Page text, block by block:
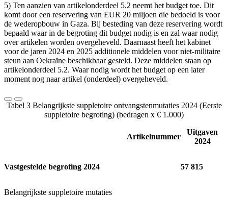
5) Ten aanzien van artikelonderdeel 5.2 neemt het budget toe. Dit
komt door een reservering van EUR 20 miljoen die bedoeld is voor
de wederopbouw in Gaza. Bij besteding van deze reservering wordt
bepaald waar in de begroting dit budget nodig is en zal waar nodig
over artikelen worden overgeheveld. Daarnaast heeft het kabinet
voor de jaren 2024 en 2025 additionele middelen voor niet-militaire
steun aan Oekraïne beschikbaar gesteld. Deze middelen staan op
artikelonderdeel 5.2. Waar nodig wordt het budget op een later
moment nog naar artikel (onderdeel) overgeheveld.
Tabel 3 Belangrijkste suppletoire ontvangstenmutaties 2024 (Eerste
suppletoire begroting) (bedragen x € 1.000)
Artikelnummer
Uitgaven
2024
Vastgestelde begroting 2024 57 815
Belangrijkste suppletoire mutaties